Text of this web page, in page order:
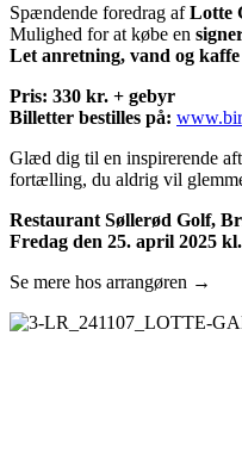
Spændende foredrag afLotte
Mulighed for at købe en
Let anretning, vand og kaffe
Pris: 330 kr. + gebyr
Billetter bestilles på:
Glæd dig til en inspirerende
fortælling, du aldrig vil
Restaurant Søllerød Golf,
Fredag den 25. april 2025
Se mere hos arrangøren →